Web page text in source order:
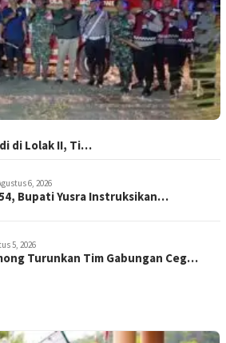
di Lolak II, Ti…
6, 2026
54, Bupati Yusra Instruksikan…
5, 2026
Turunkan Tim Gabungan Ceg…